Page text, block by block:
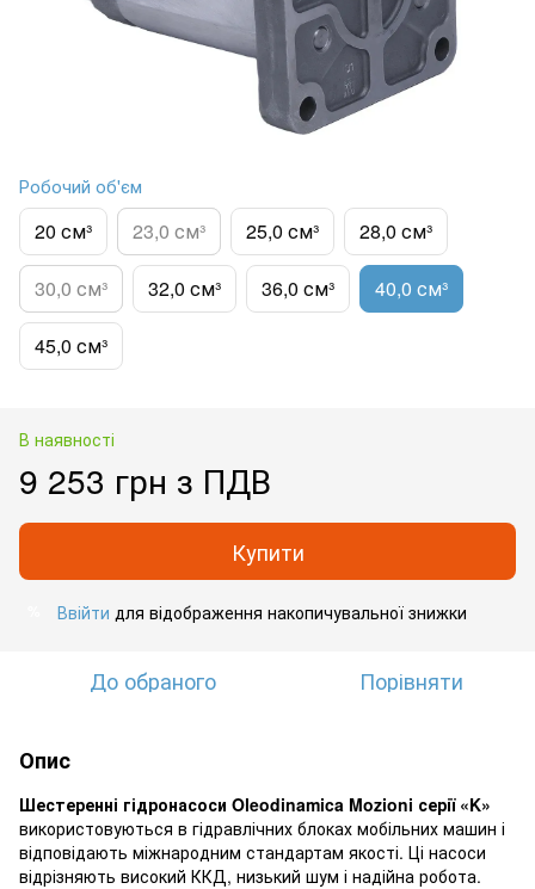
Робочий об'єм
20 см³ 23,0 см³ 25,0 см³ 28,0 см³
30,0 см³ 32,0 см³ 36,0 см³ 40,0 см³
45,0 см³
В наявності
9 253 грн з ПДВ
Купити
Ввійти для відображення накопичувальної знижки
До обраного Порівняти
Опис
Шестеренні гідронасоси Oleodinamica Mozioni серії «K»
використовуються в гідравлічних блоках мобільних машин і
відповідають міжнародним стандартам якості. Ці насоси
відрізняють високий ККД, низький шум і надійна робота.